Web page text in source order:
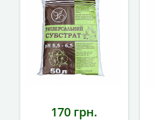
170грн.